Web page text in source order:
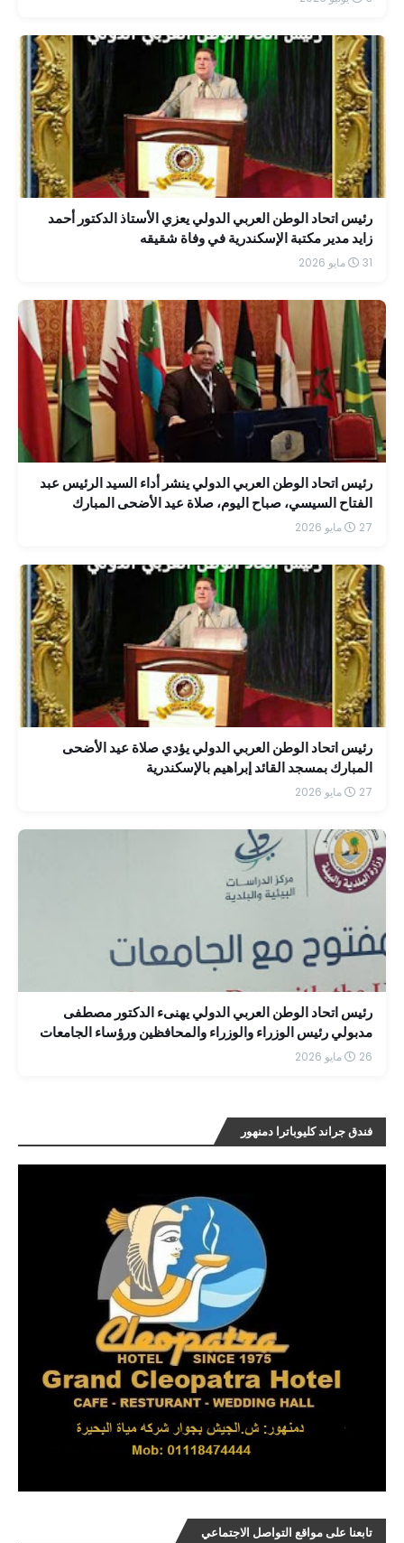
رئيس اتحاد الوطن العربي الدولي يعزي الأستاذ الدكتور أحمد
زايد مدير مكتبة الإسكندرية في وفاة شقيقه
31 مايو 2026
رئيس اتحاد الوطن العربي الدولي ينشر أداء السيد الرئيس عبد
الفتاح السيسي، صباح اليوم، صلاة عيد الأضحى المبارك
بمسجد الرحمن الرحيم بمقر القيادة الاستراتيجية بالعاصمة
27 مايو 2026
رئيس اتحاد الوطن العربي الدولي يؤدي صلاة عيد الأضحى
المبارك بمسجد القائد إبراهيم بالإسكندرية
27 مايو 2026
رئيس اتحاد الوطن العربي الدولي يهنىء الدكتور مصطفى
مدبولي رئيس الوزراء والوزراء والمحافظين ورؤساء الجامعات
وكبار رجال الدولة بحلول عيد الأضحى المبارك
26 مايو 2026
فندق جراند كليوباترا دمنهور
تابعنا على مواقع التواصل الاجتماعي